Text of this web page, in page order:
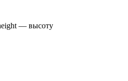
— высоту